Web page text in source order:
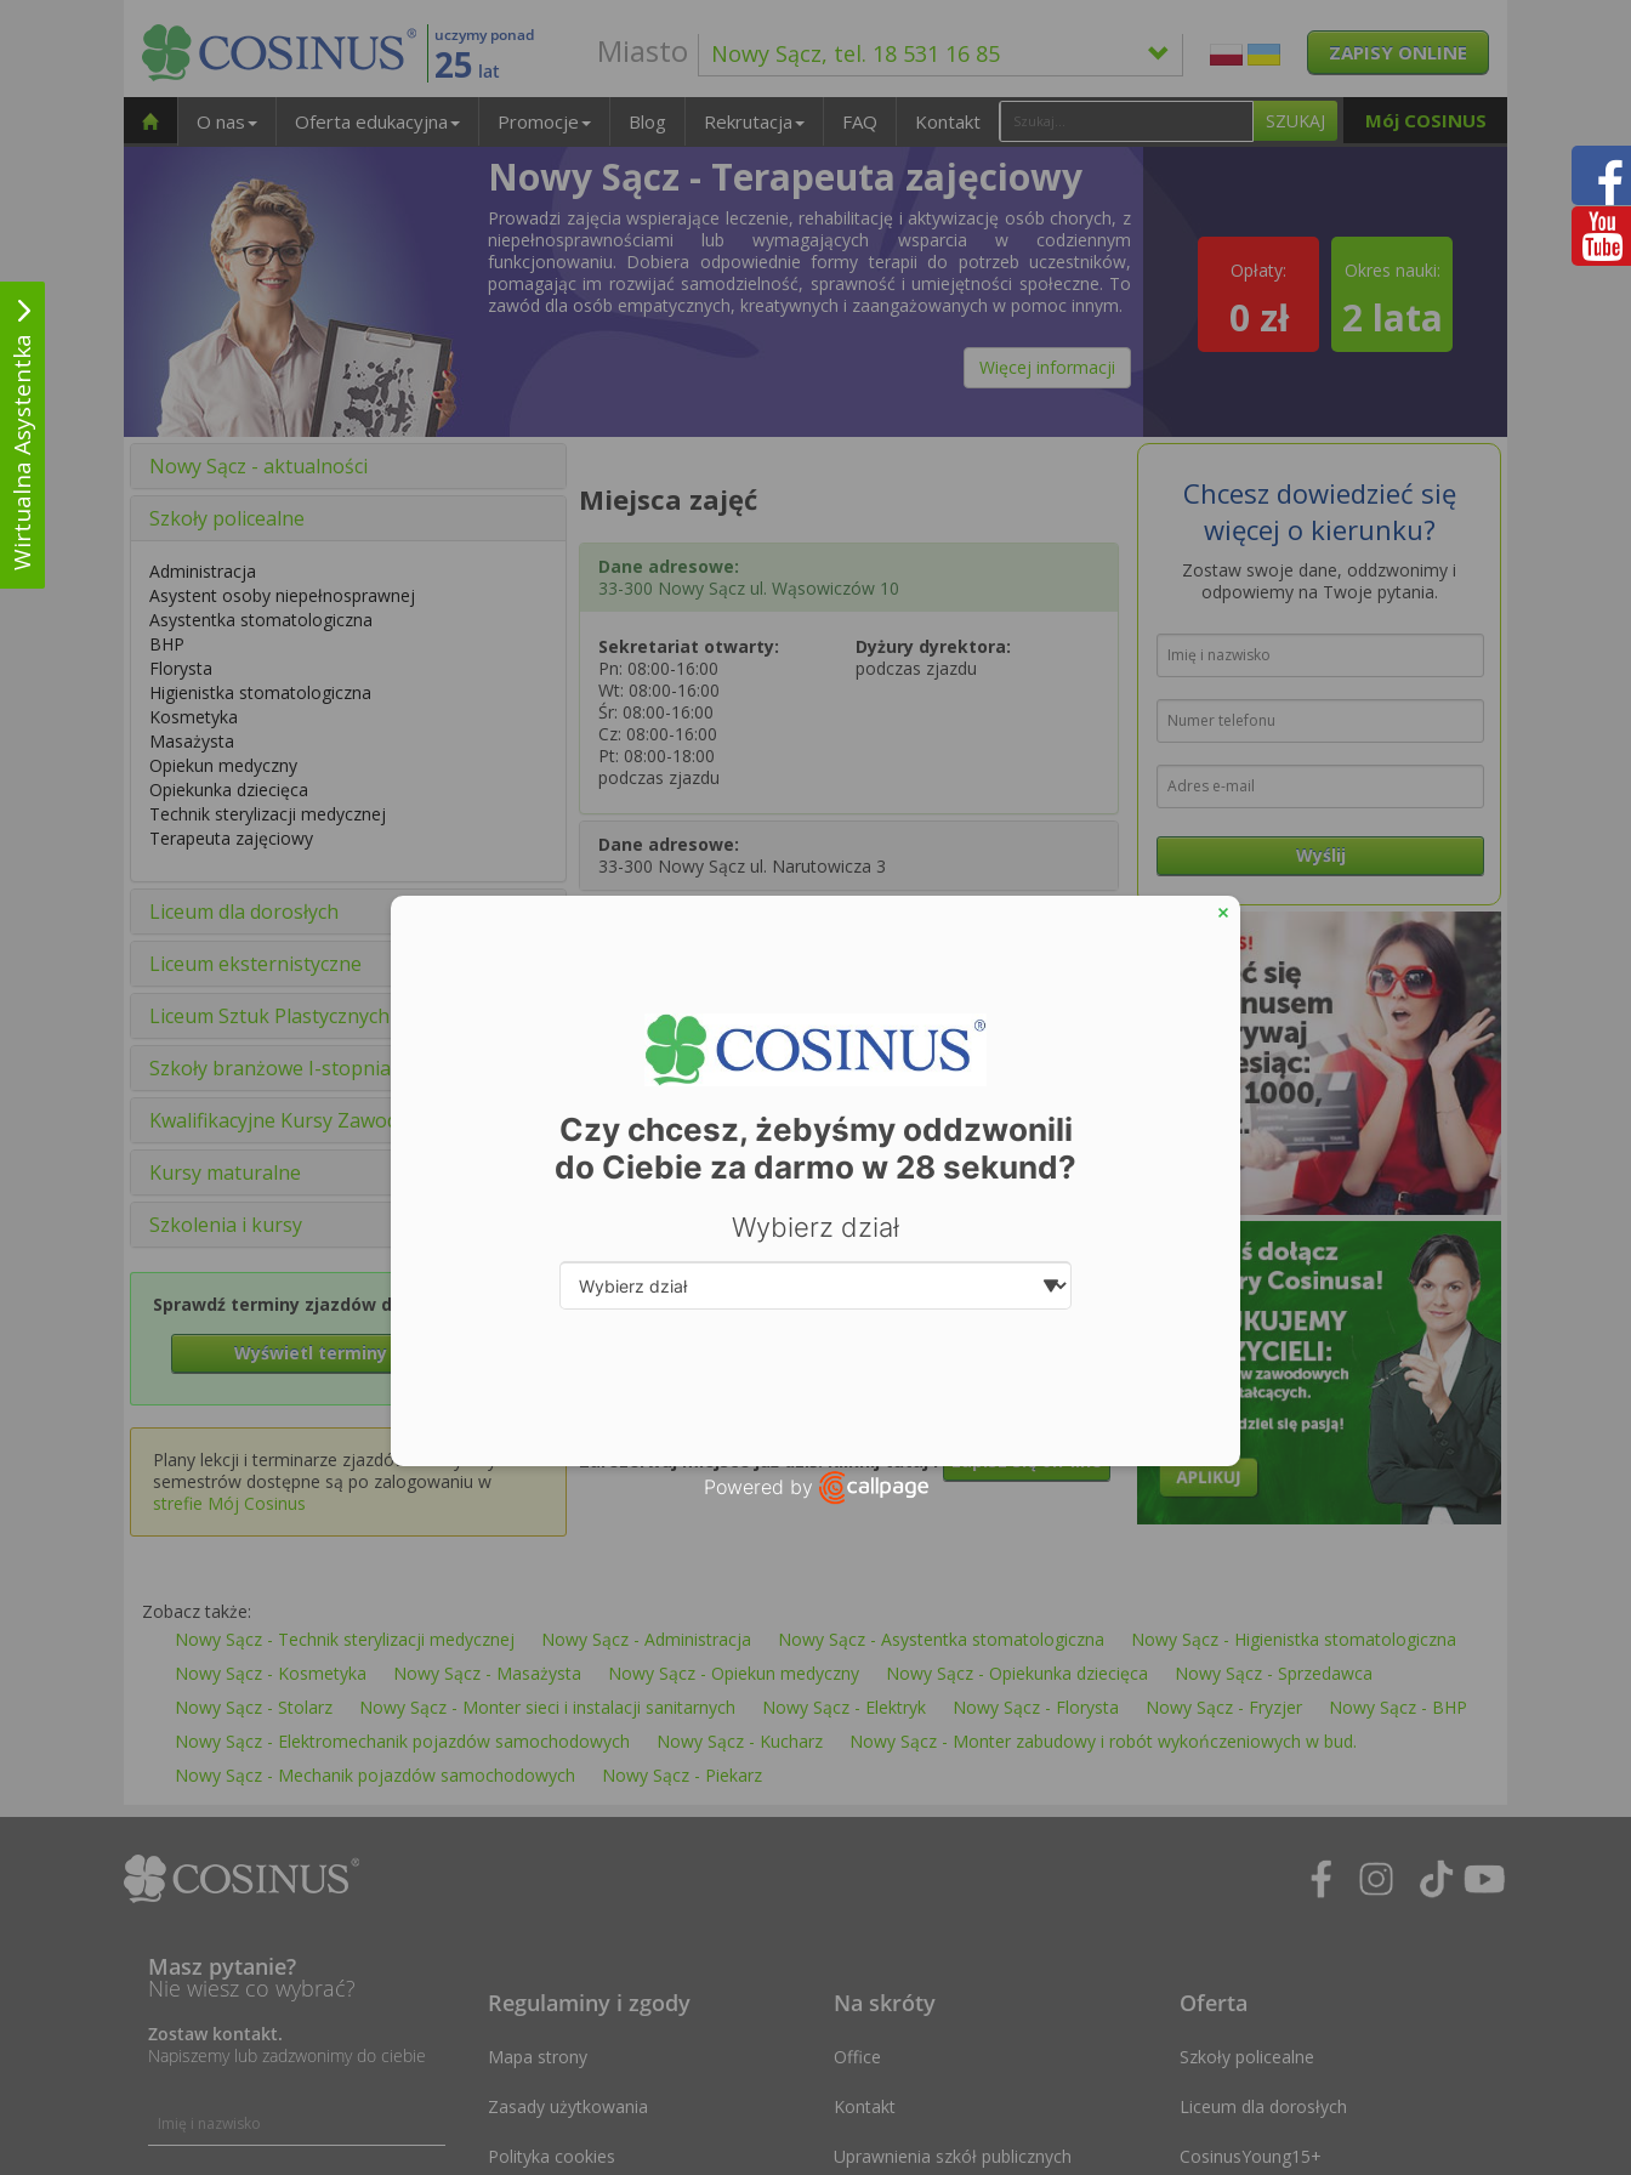
uczymy ponad
25 lat
Miasto Nowy Sącz, tel. 18 531 16 85 ZAPISY ONLINE
Mój COSINUS
O nas Oferta edukacyjna Promocje Blog Rekrutacja FAQ Kontakt SZUKAJ
Nowy Sącz - Terapeuta zajęciowy
Prowadzi zajęcia wspierające leczenie, rehabilitację i aktywizację osób chorych, z
niepełnosprawnościami lub wymagających wsparcia w codziennym
funkcjonowaniu. Dobiera odpowiednie formy terapii do potrzeb uczestników,
pomagając im rozwijać samodzielność, sprawność i umiejętności społeczne. To
zawód dla osób empatycznych, kreatywnych i zaangażowanych w pomoc innym.
Więcej informacji
Opłaty:
0 zł
Okres nauki:
2 lata
Nowy Sącz - aktualności
Szkoły policealne
Administracja
Asystent osoby niepełnosprawnej
Asystentka stomatologiczna
BHP
Florysta
Higienistka stomatologiczna
Kosmetyka
Masażysta
Opiekun medyczny
Opiekunka dziecięca
Technik sterylizacji medycznej
Terapeuta zajęciowy
Liceum dla dorosłych
Liceum eksternistyczne
Liceum Sztuk Plastycznych
Szkoły branżowe I-stopnia
Kwalifikacyjne Kursy Zawodowe
Kursy maturalne
Szkolenia i kursy
Sprawdź terminy zjazdów dla Semestru 1
Wyświetl terminy zjazdów
Plany lekcji i terminarze zjazdów dla wyższych
semestrów dostępne są po zalogowaniu w
strefie Mój Cosinus
Miejsca zajęć
Dane adresowe:
33-300 Nowy Sącz ul. Wąsowiczów 10
Sekretariat otwarty:
Pn: 08:00-16:00
Wt: 08:00-16:00
Śr: 08:00-16:00
Cz: 08:00-16:00
Pt: 08:00-18:00
podczas zjazdu
Dyżury dyrektora:
podczas zjazdu
Dane adresowe:
33-300 Nowy Sącz ul. Narutowicza 3
Zarezerwuj miejsce już dziś! Kliknij tutaj i zapisz się on-line
Chcesz dowiedzieć się
więcej o kierunku?
Zostaw swoje dane, oddzwonimy i
odpowiemy na Twoje pytania.
Wyślij
Zobacz także:
Nowy Sącz - Technik sterylizacji medycznej
Nowy Sącz - Administracja Nowy Sącz - Asystentka stomatologiczna
Nowy Sącz - Higienistka stomatologiczna
Nowy Sącz - Kosmetyka
Nowy Sącz - Masażysta Nowy Sącz - Opiekun medyczny Nowy Sącz - Opiekunka dziecięca
Nowy Sącz - Sprzedawca
Nowy Sącz - Stolarz
Nowy Sącz - Monter sieci i instalacji sanitarnych Nowy Sącz - Elektryk Nowy Sącz - Florysta Nowy Sącz - Fryzjer
Nowy Sącz - BHP
Nowy Sącz - Elektromechanik pojazdów samochodowych
Nowy Sącz - Kucharz
Nowy Sącz - Monter zabudowy i robót wykończeniowych w bud.
Nowy Sącz - Mechanik pojazdów samochodowych
Nowy Sącz - Piekarz
Masz pytanie?
Nie wiesz co wybrać?
Zostaw kontakt.
Napiszemy lub zadzwonimy do ciebie
Regulaminy i zgody
Mapa strony
Zasady użytkowania
Polityka cookies
Na skróty
Office
Kontakt
Uprawnienia szkół publicznych
Oferta
Szkoły policealne
Liceum dla dorosłych
CosinusYoung15+
Wirtualna Asystentka
Czy chcesz, żebyśmy oddzwonili
do Ciebie za darmo w 28 sekund?
Wybierz dział
Powered by